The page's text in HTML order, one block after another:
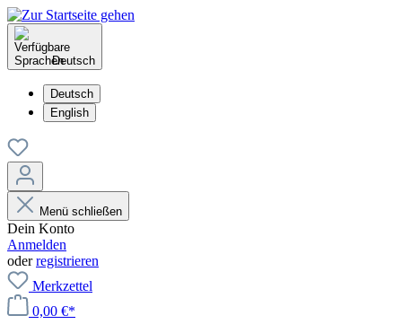
Deutsch
Deutsch
English
Menü schließen
Dein Konto
Anmelden
oderregistrieren
Merkzettel
0,00 €*